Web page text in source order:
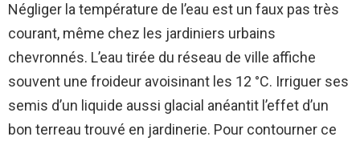
Négliger la température de l’eau est un faux pas très
courant, même chez les jardiniers urbains
chevronnés. L’eau tirée du réseau de ville affiche
souvent une froideur avoisinant les 12 °C. Irriguer ses
semis d’un liquide aussi glacial anéantit l’effet d’un
bon terreau trouvé en jardinerie. Pour contourner ce